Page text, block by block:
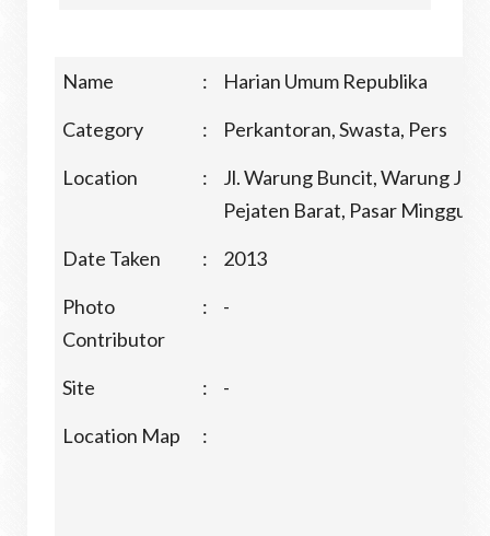
Name :
Harian Umum Republika
Category
:
Perkantoran, Swasta, Pers
Location
:
Jl. Warung Buncit, Warung Jati
Pejaten Barat, Pasar Minggu,
Date Taken
:
2013
Photo
Contributor
: -
Site :
-
Location Map
: